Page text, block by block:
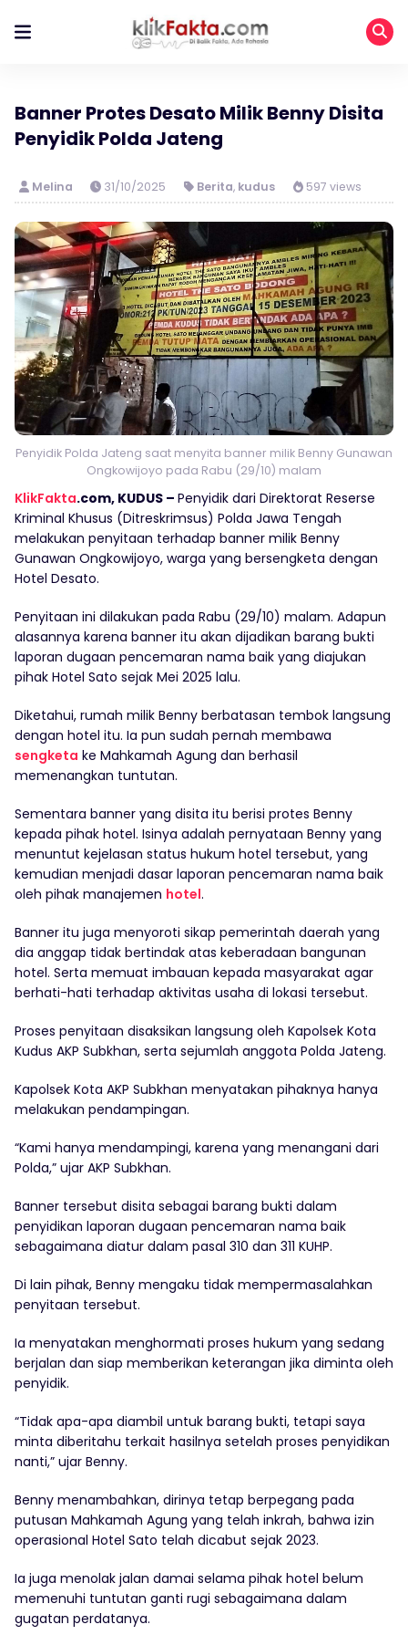
Banner Protes Desato Milik Benny Disita
Penyidik Polda Jateng
Melina 31/10/2025 Berita, kudus 597 views
Penyidik Polda Jateng saat menyita banner milik Benny Gunawan
Ongkowijoyo pada Rabu (29/10) malam
KlikFakta.com, KUDUS – Penyidik dari Direktorat Reserse
Kriminal Khusus (Ditreskrimsus) Polda Jawa Tengah
melakukan penyitaan terhadap banner milik Benny
Gunawan Ongkowijoyo, warga yang bersengketa dengan
Hotel Desato.
Penyitaan ini dilakukan pada Rabu (29/10) malam. Adapun
alasannya karena banner itu akan dijadikan barang bukti
laporan dugaan pencemaran nama baik yang diajukan
pihak Hotel Sato sejak Mei 2025 lalu.
Diketahui, rumah milik Benny berbatasan tembok langsung
dengan hotel itu. Ia pun sudah pernah membawa
sengketa ke Mahkamah Agung dan berhasil
memenangkan tuntutan.
Sementara banner yang disita itu berisi protes Benny
kepada pihak hotel. Isinya adalah pernyataan Benny yang
menuntut kejelasan status hukum hotel tersebut, yang
kemudian menjadi dasar laporan pencemaran nama baik
oleh pihak manajemen hotel.
Banner itu juga menyoroti sikap pemerintah daerah yang
dia anggap tidak bertindak atas keberadaan bangunan
hotel. Serta memuat imbauan kepada masyarakat agar
berhati-hati terhadap aktivitas usaha di lokasi tersebut.
Proses penyitaan disaksikan langsung oleh Kapolsek Kota
Kudus AKP Subkhan, serta sejumlah anggota Polda Jateng.
Kapolsek Kota AKP Subkhan menyatakan pihaknya hanya
melakukan pendampingan.
“Kami hanya mendampingi, karena yang menangani dari
Polda,” ujar AKP Subkhan.
Banner tersebut disita sebagai barang bukti dalam
penyidikan laporan dugaan pencemaran nama baik
sebagaimana diatur dalam pasal 310 dan 311 KUHP.
Di lain pihak, Benny mengaku tidak mempermasalahkan
penyitaan tersebut.
Ia menyatakan menghormati proses hukum yang sedang
berjalan dan siap memberikan keterangan jika diminta oleh
penyidik.
“Tidak apa-apa diambil untuk barang bukti, tetapi saya
minta diberitahu terkait hasilnya setelah proses penyidikan
nanti,” ujar Benny.
Benny menambahkan, dirinya tetap berpegang pada
putusan Mahkamah Agung yang telah inkrah, bahwa izin
operasional Hotel Sato telah dicabut sejak 2023.
Ia juga menolak jalan damai selama pihak hotel belum
memenuhi tuntutan ganti rugi sebagaimana dalam
gugatan perdatanya.